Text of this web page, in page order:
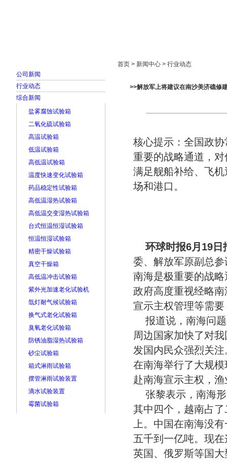
公司新闻
行业动态
综合新闻
盐雾腐蚀试验箱
二氧化硫试验箱
高温试验箱
低温试验箱
高低温试验箱
温度快速变化试验箱
药品稳定性试验箱
高低温湿热试验箱
高低温交变湿热试验箱
台式恒温恒湿试验箱
恒温恒湿试验箱
精密干燥试验箱
真空干燥箱
高低温冲击试验箱
紫外光加速老化试验机
氙灯耐气候试验箱
换气式老化试验箱
臭氧老化试验箱
防锈油脂湿热试验箱
砂尘试验箱
箱式淋雨试验箱
摆管淋雨试验装置
滴水试验装置
霉菌试验箱
首页 > 新闻中心 > 行业动态
>>解放军上将建议在南沙美济礁修
核心提示：全国政
重要的战略通道，
满足舰船补给、飞
场和港口。
环球时报6月19日
委、解放军原副总
南海是极重要的战
政府高度重视经略
宣示主权管理等需
报道说，南海问
周边国家加快了对
发国内民众强烈关
在南海举行了大规
赴南海宣示主权，
张黎表示，南海
其中四个，越南占
上。中国在南海没
五千到一亿吨。现
英国、俄罗斯等国